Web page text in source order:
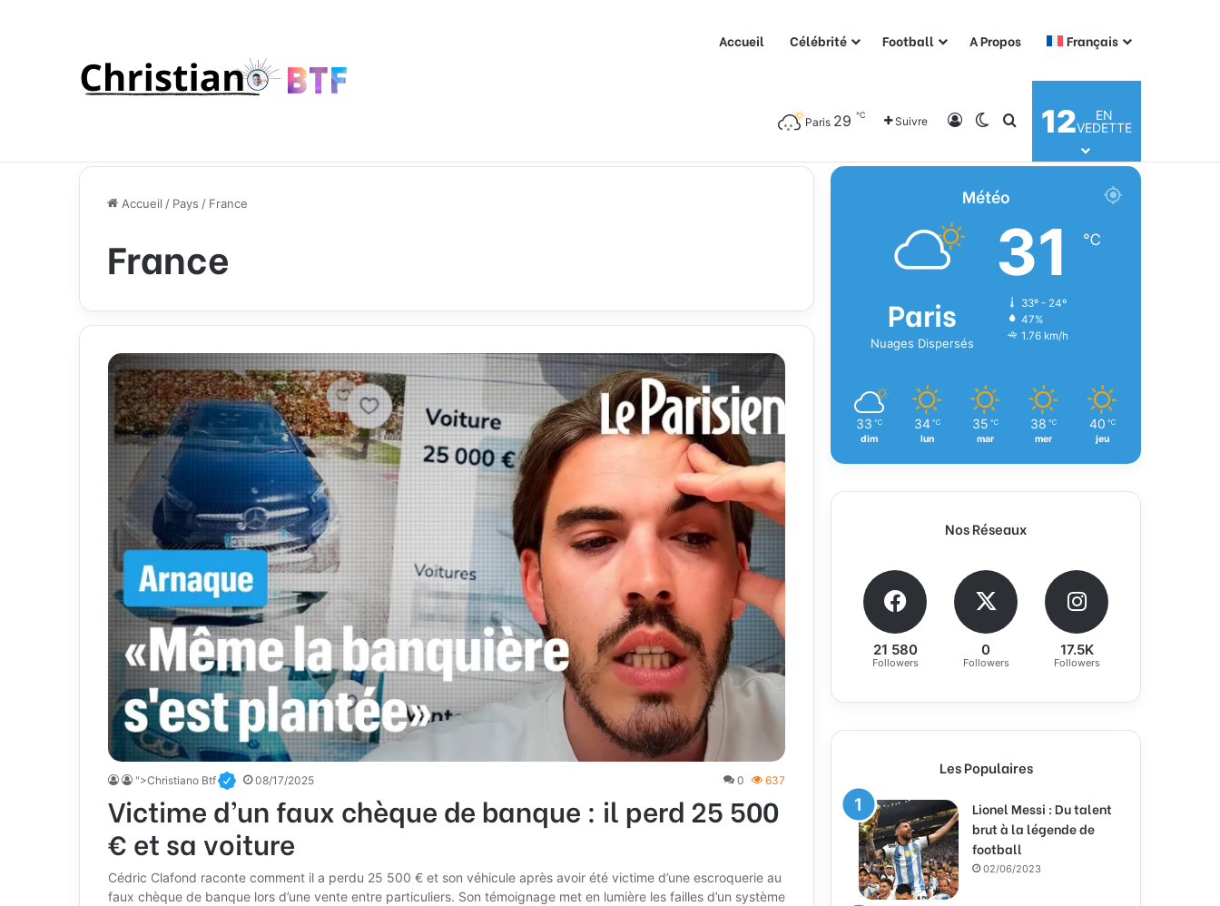
Accueil Célébrité Football A Propos Français
Paris 29 ℃ Suivre ConnexionSwitch skin
Rechercher
12
EN
VEDETTE
Accueil / Pays / France
France
">Christiano Btf 08/17/2025 0 637
Victime d’un faux chèque de banque : il perd 25 500
€ et sa voiture
Cédric Clafond raconte comment il a perdu 25 500 € et son véhicule après avoir été victime d’une escroquerie au
faux chèque de banque lors d’une vente entre particuliers. Son témoignage met en lumière les failles d’un système
Météo
Paris
Nuages Dispersés
31 ℃
33º - 24º
47%
1.76 km/h
33 ℃
dim
34 ℃
lun
35 ℃
mar
38 ℃
mer
40 ℃
jeu
Nos Réseaux
21 580
Followers
0
Followers
17.5K
Followers
Les Populaires
Lionel Messi : Du talent
brut à la légende de
football
02/06/2023